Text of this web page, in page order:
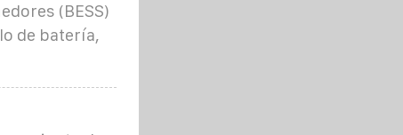
(BESS)
de batería,